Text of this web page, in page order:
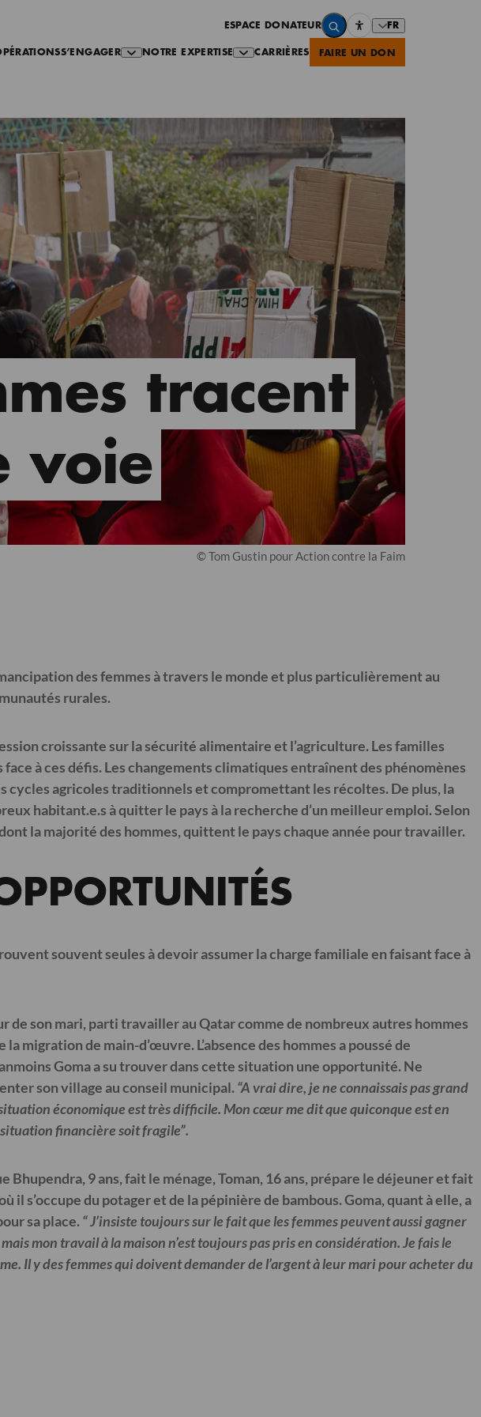
ESPACE DONATEUR FR
S’ENGAGER NOTRE EXPERTISE CARRIÈRES FAIRE UN DON
© Tom Gustin pour Action contre la Faim
tracent
voie
des femmes à travers le monde et plus particulièrement au
rurales.
croissante sur la sécurité alimentaire et l’agriculture. Les familles
à ces défis. Les changements climatiques entraînent des phénomènes
cycles agricoles traditionnels et compromettant les récoltes. De plus, la
habitant.e.s à quitter le pays à la recherche d’un meilleur emploi.Selon
la majorité des hommes, quittent le pays chaque année pour travailler.
souvent seules à devoir assumer la charge familiale en faisant face à
de son mari, parti travailler au Qatar comme de nombreux autres hommes
la migration de main-d’œuvre.L’absence des hommes a poussé de
Goma a su trouver dans cette situation une opportunité.Ne
son village au conseil municipal.“A vrai dire, je ne connaissais pas grand
économique est très difficile. Mon cœur me dit que quiconque est en
situation financière soit fragile”.
9 ans, fait le ménage, Toman, 16 ans, prépare le déjeuner et fait
s’occupe du potager et de la pépinière de bambous. Goma, quant à elle, a
sa place.“J’insiste toujours sur le fait que les femmes peuvent aussi gagner
mon travail à la maison n’est toujours pas pris en considération. Je fais le
Il y des femmes qui doivent demander de l’argent à leur mari pour acheter du